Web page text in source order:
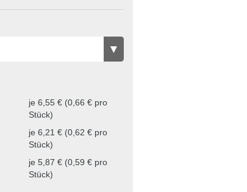
je 6,55 € (0,66 € pro
Stück)
je 6,21 € (0,62 € pro
Stück)
je 5,87 € (0,59 € pro
Stück)